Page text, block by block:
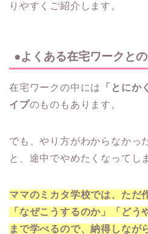
りやすくご紹介します。
●よくある在宅ワークと
在宅ワークの中には
「とにか
イプのものもあります。
でも、やり方がわからなかっ
と、途中でやめたくなってし
ママのミカタ学校では、ただ
「なぜこうするのか」「どう
まで学べるので、納得しなが